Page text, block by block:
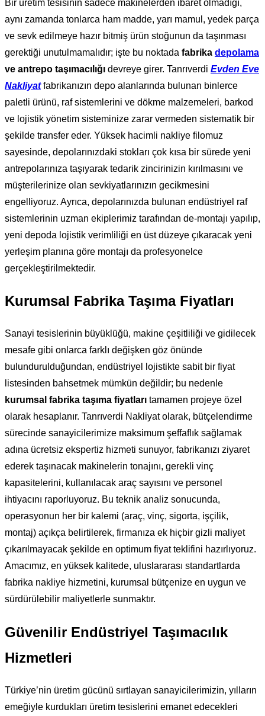
Bir üretim tesisinin sadece makinelerden ibaret olmadığı,
aynı zamanda tonlarca ham madde, yarı mamul, yedek parça
ve sevk edilmeye hazır bitmiş ürün stoğunun da taşınması
gerektiği unutulmamalıdır; işte bu noktada fabrika depolama
ve antrepo taşımacılığı devreye girer. Tanrıverdi Evden Eve
Nakliyatfabrikanızın depo alanlarında bulunan binlerce
paletli ürünü, raf sistemlerini ve dökme malzemeleri, barkod
ve lojistik yönetim sisteminize zarar vermeden sistematik bir
şekilde transfer eder. Yüksek hacimli nakliye filomuz
sayesinde, depolarınızdaki stokları çok kısa bir sürede yeni
antrepolarınıza taşıyarak tedarik zincirinizin kırılmasını ve
müşterilerinize olan sevkiyatlarınızın gecikmesini
engelliyoruz. Ayrıca, depolarınızda bulunan endüstriyel raf
sistemlerinin uzman ekiplerimiz tarafından de-montajı yapılıp,
yeni depoda lojistik verimliliği en üst düzeye çıkaracak yeni
yerleşim planına göre montajı da profesyonelce
gerçekleştirilmektedir.
Kurumsal Fabrika Taşıma Fiyatları
Sanayi tesislerinin büyüklüğü, makine çeşitliliği ve gidilecek
mesafe gibi onlarca farklı değişken göz önünde
bulundurulduğundan, endüstriyel lojistikte sabit bir fiyat
listesinden bahsetmek mümkün değildir; bu nedenle
kurumsal fabrika taşıma fiyatları tamamen projeye özel
olarak hesaplanır. Tanrıverdi Nakliyat olarak, bütçelendirme
sürecinde sanayicilerimize maksimum şeffaflık sağlamak
adına ücretsiz ekspertiz hizmeti sunuyor, fabrikanızı ziyaret
ederek taşınacak makinelerin tonajını, gerekli vinç
kapasitelerini, kullanılacak araç sayısını ve personel
ihtiyacını raporluyoruz. Bu teknik analiz sonucunda,
operasyonun her bir kalemi (araç, vinç, sigorta, işçilik,
montaj) açıkça belirtilerek, firmanıza ek hiçbir gizli maliyet
çıkarılmayacak şekilde en optimum fiyat teklifini hazırlıyoruz.
Amacımız, en yüksek kalitede, uluslararası standartlarda
fabrika nakliye hizmetini, kurumsal bütçenize en uygun ve
sürdürülebilir maliyetlerle sunmaktır.
Güvenilir Endüstriyel Taşımacılık
Hizmetleri
Türkiye’nin üretim gücünü sırtlayan sanayicilerimizin, yılların
emeğiyle kurdukları üretim tesislerini emanet edecekleri